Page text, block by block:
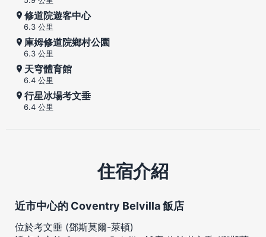
修道院遊客中心
6.3 公里
庫姆修道院鄉村公園
6.3 公里
天穹體育館
6.4 公里
行星冰場考文垂
6.4 公里
住宿介紹
近市中心的 Coventry Belvilla 飯店
位於考文垂 (鄧斯莫爾-萊頓)